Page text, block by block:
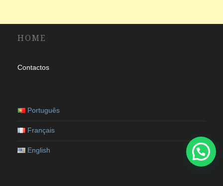
HOME
Contactos
Português
Français
English